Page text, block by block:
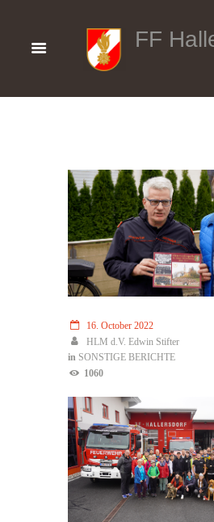
FF
16. October 2022
HLM d.V. Edwin Stifter
in SONSTIGE BERICHTE
1060